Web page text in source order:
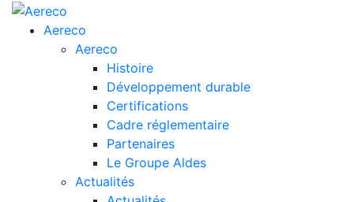
Aereco
Aereco
Histoire
Développement durable
Certifications
Cadre réglementaire
Partenaires
Le Groupe Aldes
Actualités